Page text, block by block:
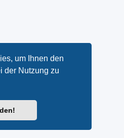
um Ihnen den
der Nutzung zu